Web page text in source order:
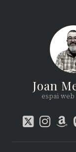
Joan
espai
twitter